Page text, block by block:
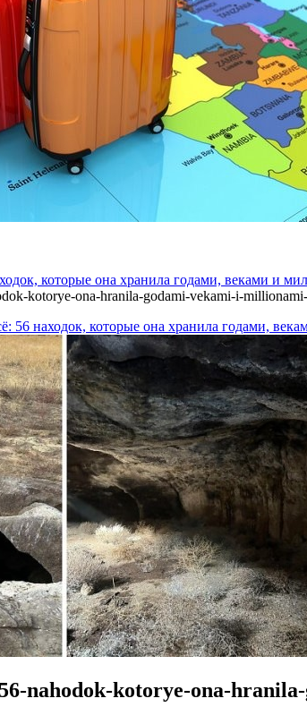
которые она хранила годами, веками и
kotorye-ona-hranila-godami-vekami-i-
56 находок, которые она хранила годами,
nahodok-kotorye-ona-